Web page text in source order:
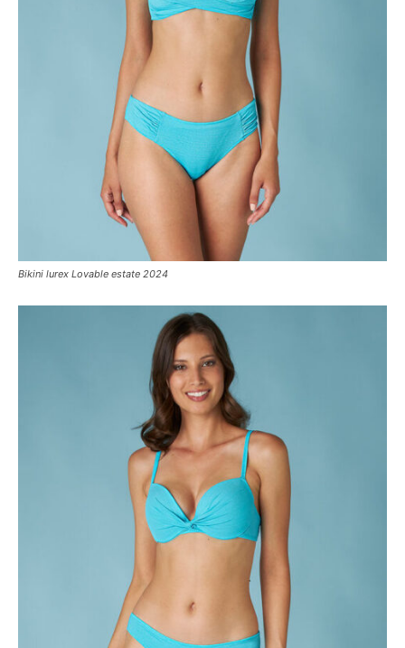
Bikini lurex Lovable estate 2024